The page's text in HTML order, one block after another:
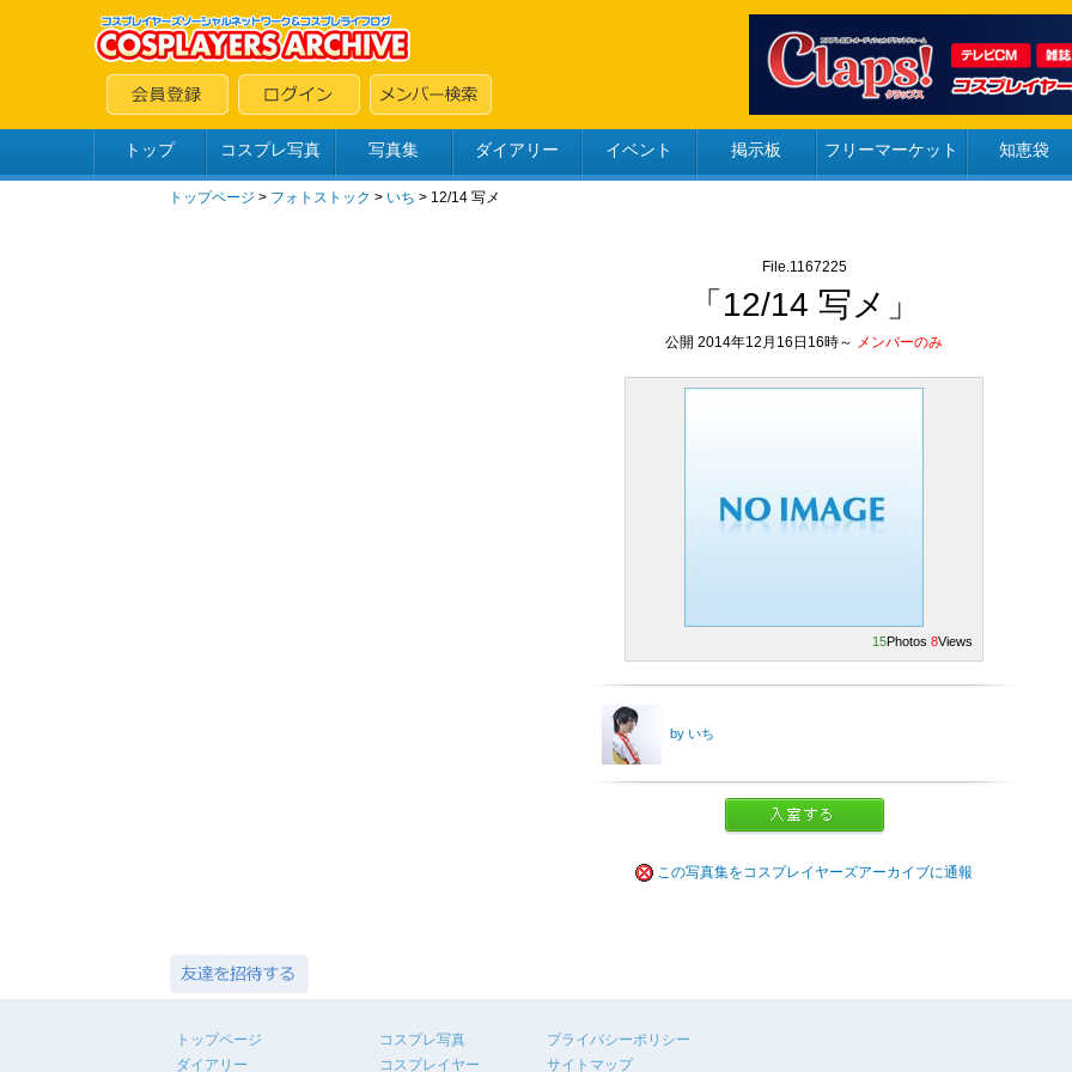
トップ コスプレ写真 写真集 ダイアリー イベント 掲示板 フリーマーケット 知恵袋
トップページ > フォトストック > いち > 12/14 写メ
File.1167225
「12/14 写メ」
公開 2014年12月16日16時～ メンバーのみ
15Photos 8Views
by いち
この写真集をコスプレイヤーズアーカイブに通報
トップページ
ダイアリー
コスプレ写真
コスプレイヤー
プライバシーポリシー
サイトマップ